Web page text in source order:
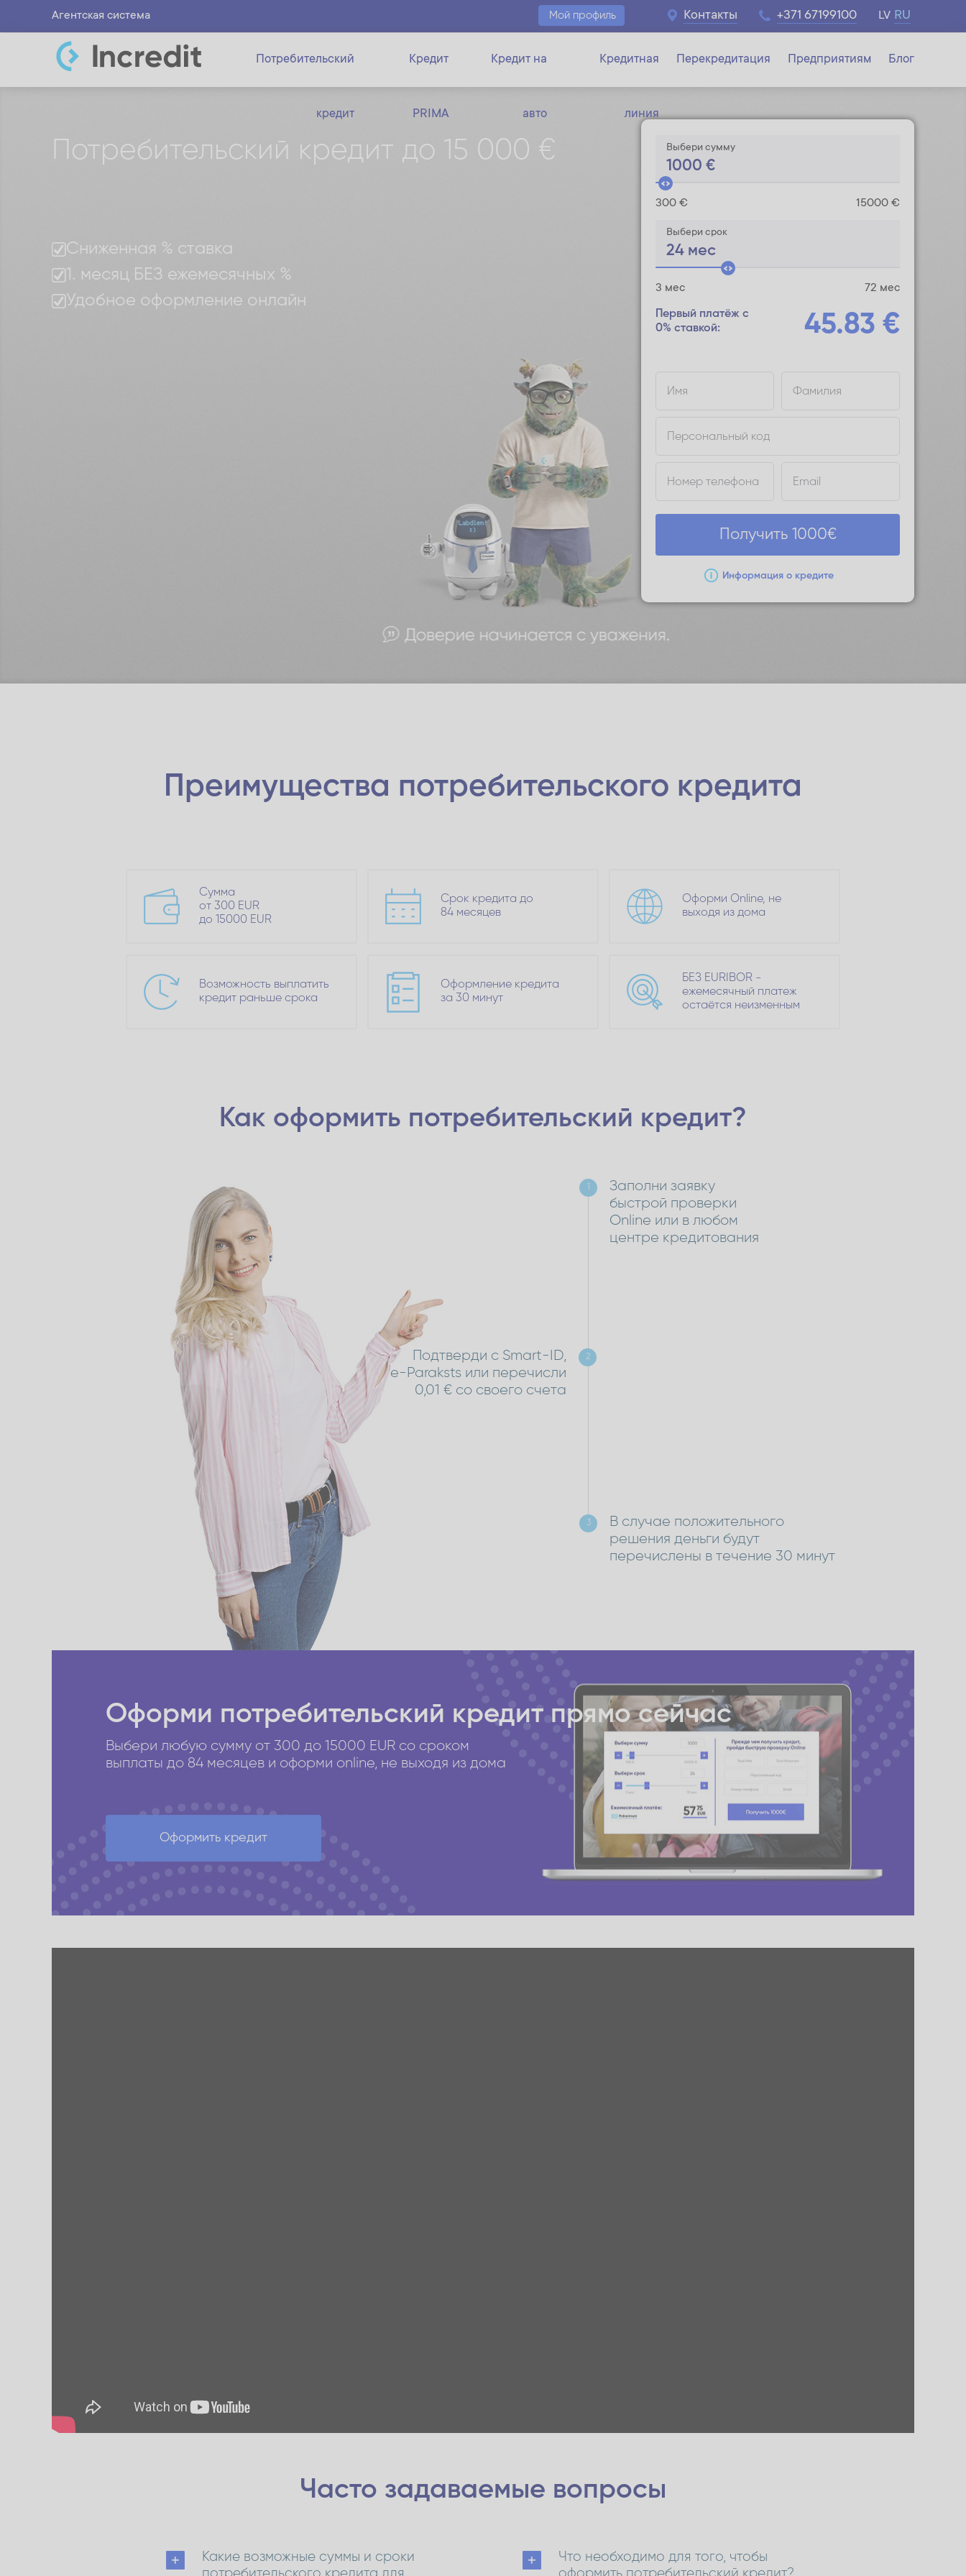
Агентская система Мой профиль Контакты +371 67199100 RU
LV
Потребительский
кредит
Кредит
PRIMA
Кредит на
авто
Кредитная
линия
Перекредитация Предприятиям Блог
Потребительский кредит до 15 000 €
Сниженная % ставка
1. месяц БЕЗ ежемесячных %
Удобное оформление онлайн
Выбери сумму
1000 €
300 € 15000 €
Выбери срок
24 мес
3 мес 72 мес
Первый платёж с
0% ставкой:
45.83 €
Имя Фамилия
Персональный код
Номер телефона Email
Получить 1000€
Информация о кредите
Преимущества потребительского кредита
Сумма
от 300 EUR
до 15000 EUR
Срок кредита до
84 месяцев
Оформи Online, не
выходя из дома
Возможность выплатить
кредит раньше срока
Оформление кредита
за 30 минут
БЕЗ EURIBOR -
ежемесячный платеж
остаётся неизменным
Как оформить потребительский кредит?
Заполни заявку
быстрой проверки
Online или в любом
центре кредитования
2
Подтверди с Smart-ID,
e-Paraksts или перечисли
0,01 € со своего счета
3
В случае положительного
решения деньги будут
перечислены в течение 30 минут
Оформи потребительский кредит прямо сейчас
Выбери любую сумму от 300 до 15000 EUR со сроком
выплаты до 84 месяцев и оформи online, не выходя из дома
Оформить кредит
Часто задаваемые вопросы
Какие возможные суммы и сроки
Что необходимо для того, чтобы